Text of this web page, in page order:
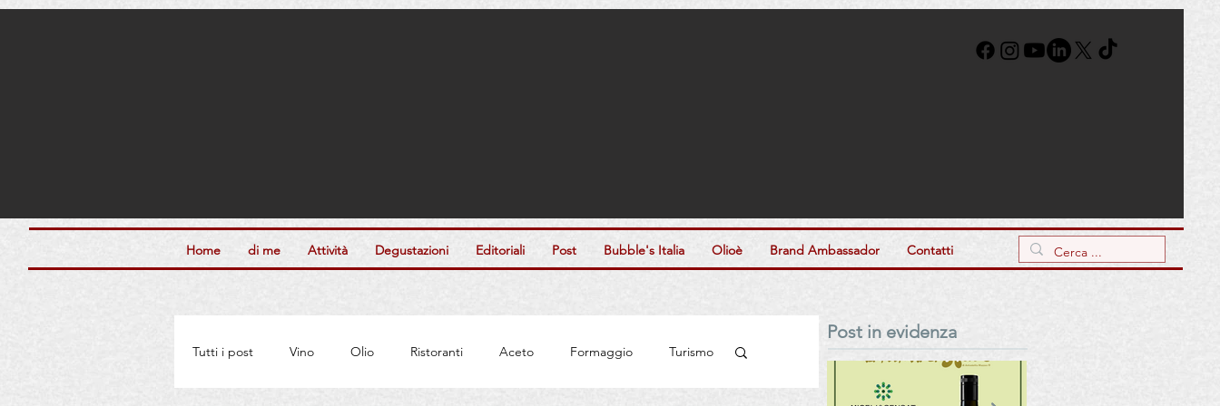
Home di me Attività Degustazioni Editoriali Post Bubble's Italia Olioè Brand Ambassador Contatti
Tutti i post Vino Olio Ristoranti Aceto Formaggio Turismo
Post in evidenza